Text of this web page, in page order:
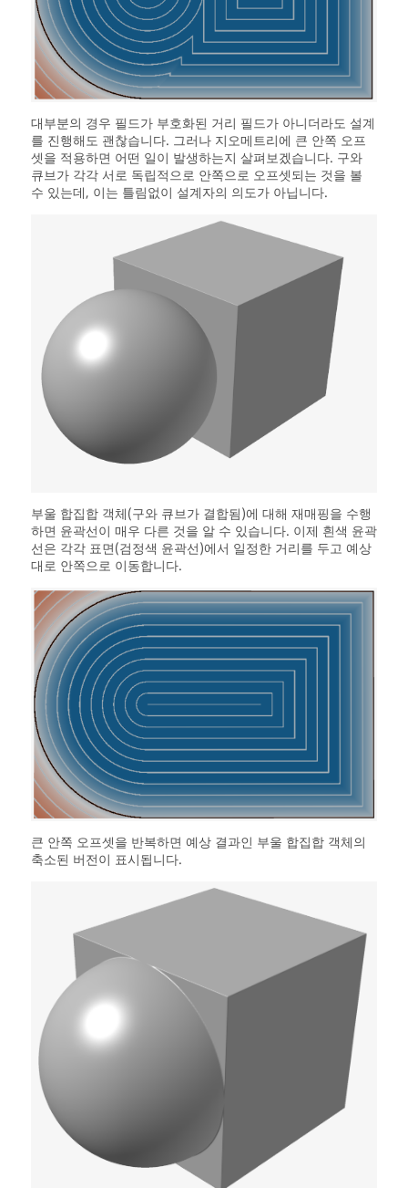
대부분의 경우 필드가 부호화된 거리 필드가 아니더라도 설계
를 진행해도 괜찮습니다. 그러나 지오메트리에 큰 안쪽 오프
셋을 적용하면 어떤 일이 발생하는지 살펴보겠습니다. 구와
큐브가 각각 서로 독립적으로 안쪽으로 오프셋되는 것을 볼
수 있는데, 이는 틀림없이 설계자의 의도가 아닙니다.
부울 합집합 객체(구와 큐브가 결합됨)에 대해 재매핑을 수행
하면 윤곽선이 매우 다른 것을 알 수 있습니다. 이제 흰색 윤곽
선은 각각 표면(검정색 윤곽선)에서 일정한 거리를 두고 예상
대로 안쪽으로 이동합니다.
큰 안쪽 오프셋을 반복하면 예상 결과인 부울 합집합 객체의
축소된 버전이 표시됩니다.